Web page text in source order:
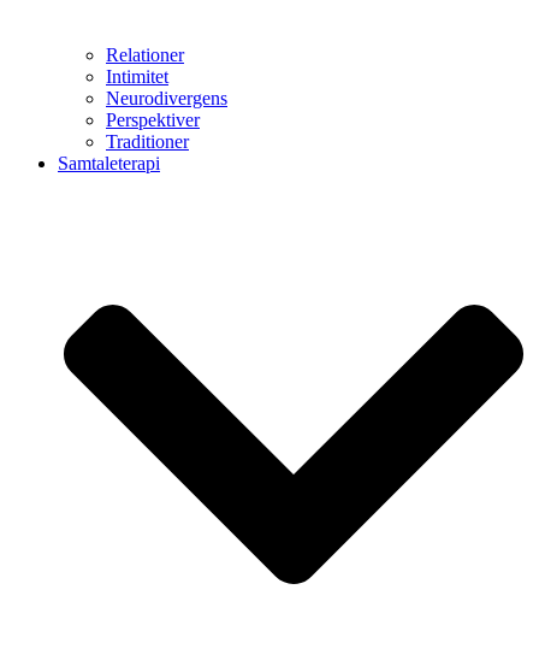
Relationer
Intimitet
Neurodivergens
Perspektiver
Traditioner
Samtaleterapi